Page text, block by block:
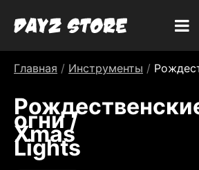
Главная / Инструменты /
огни /
Xmas
Lights